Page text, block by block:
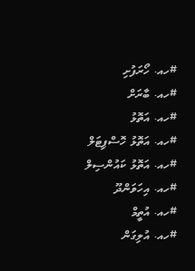
#ހއ. ހޯރަފުށި
#ހއ. ބާރަށް
#ހއ. އަތޮޅު
#ހއ. އަތޮޅު ހޮސްޕިޓަލް
#ހއ. އަތޮޅު ކައުންސިލް
#ހއ. އިހަވަންދޫ
#ހއ. އުތީމް
#ހއ. އުލިގަން